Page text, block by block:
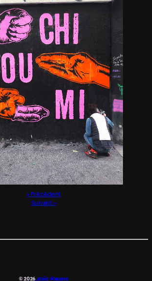
Précédent
Suivant
© 2026ℳaïc ℬaxane